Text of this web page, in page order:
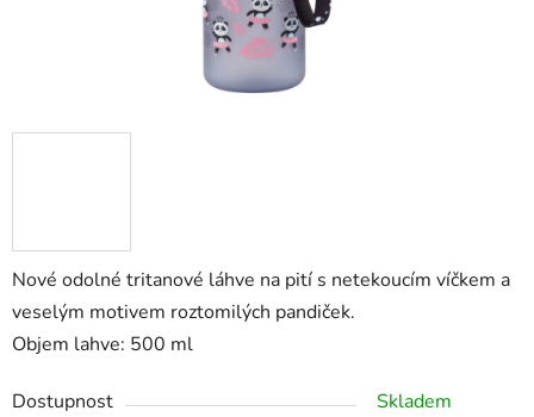
Nové odolné tritanové láhve na pití s netekoucím víčkem a
veselým motivem roztomilých pandiček.
Objem lahve: 500 ml
Dostupnost
Skladem